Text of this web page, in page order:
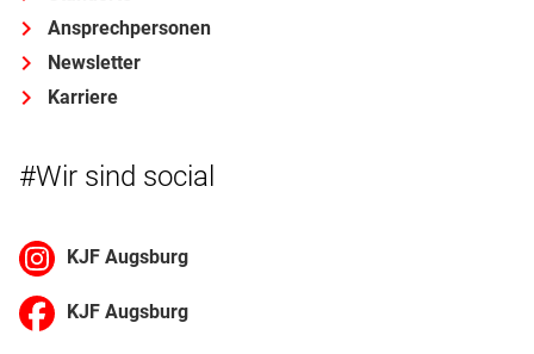
Ansprechpersonen
Newsletter
Karriere
#Wir sind social
KJF Augsburg
KJF Augsburg